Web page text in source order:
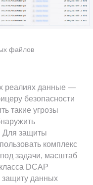
файлов
реалиях данные —
безопасности
такие угрозы
Для защиты
комплекс
задачи, масштаб
DCAP
защиту данных